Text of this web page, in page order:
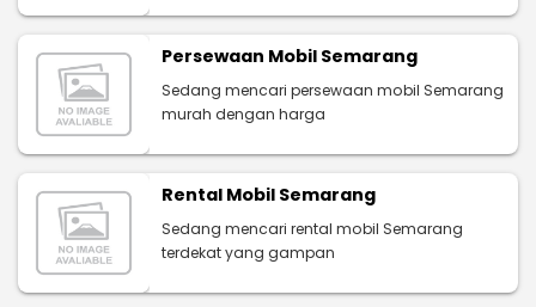
Persewaan Mobil Semarang
Sedang mencari persewaan mobil Semarang
murah dengan harga
Rental Mobil Semarang
Sedang mencari rental mobil Semarang
terdekat yang gampan